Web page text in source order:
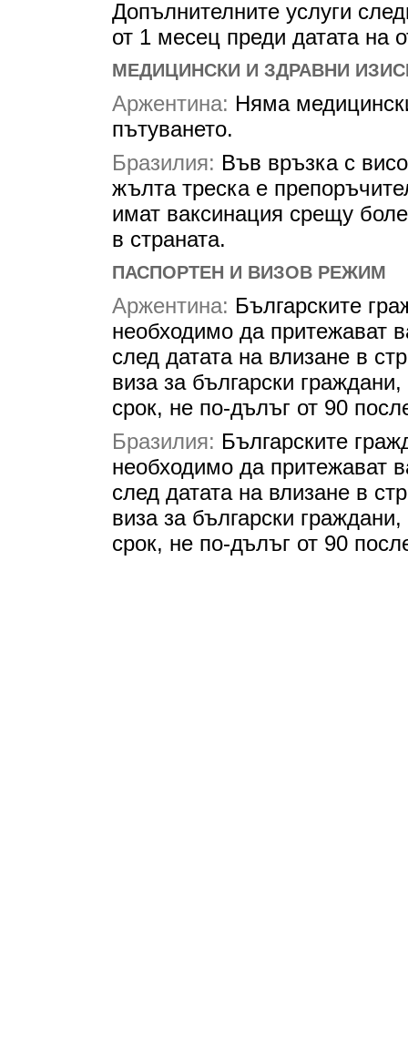
Допълнителните услуги
от 1 месец преди датата на
МЕДИЦИНСКИ И ЗДРАВНИ
Аржентина: Няма
пътуването.
Бразилия: Във връзка с
жълта треска е
имат ваксинация срещу
в страната.
ПАСПОРТЕН И ВИЗОВ РЕЖИМ
Аржентина: Българските
необходимо да притежават
след датата на влизане в
виза за български
срок, не по-дълъг от 90
Бразилия: Българските
необходимо да притежават
след датата на влизане в
виза за български
срок, не по-дълъг от 90